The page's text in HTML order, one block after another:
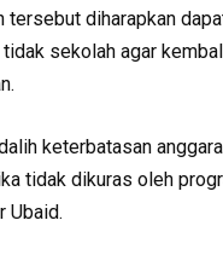
tersebut diharapkan
tidak sekolah agar
keterbatasan
tidak dikuras oleh
Ubaid.